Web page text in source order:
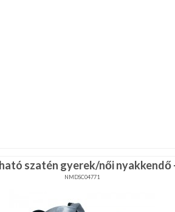
szatén gyerek/női nyakkendő
NMDSC04771